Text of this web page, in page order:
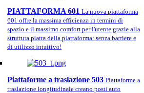
PIATTAFORMA 601 La nuova piattaforma
601 offre la massima efficienza in termini di
spazio e il massimo comfort per l'utente grazie alla
struttura piatta della piattaforma: senza barriere e
di utilizzo intuitivo!
Piattaforme a traslazione 503 Piattaforme a
traslazione longitudinale creano posti auto